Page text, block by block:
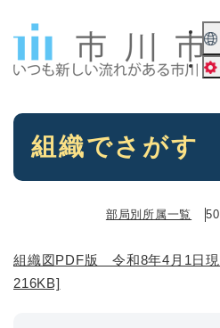
本
組織でさがす
部局別所属一覧
組織図PDF版 令和8年4月1日
216KB]